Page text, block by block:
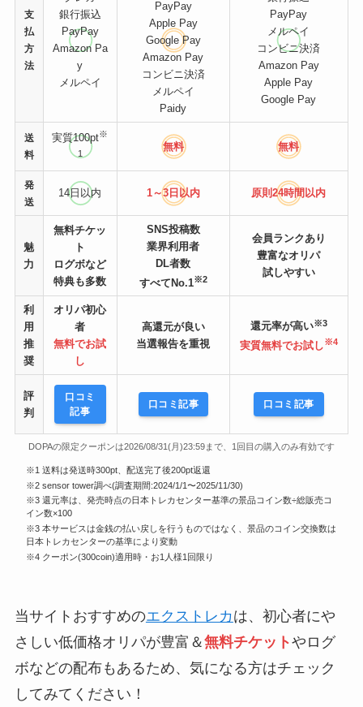
支
払
方
法
銀行振込
PayPay
Amazon Pa
y
メルペイ
PayPay
Apple Pay
Google Pay
Amazon Pay
コンビニ決済
メルペイ
Paidy
PayPay
メルペイ
コンビニ決済
Amazon Pay
Apple Pay
Google Pay
送
料
実質100pt※
1
無料 無料
発
送
14日以内 1～3日以内 原則24時間 以内
魅
力
無料チケッ
ト
ログボなど
特典も多数
SNS投稿数
業界利用者
DL者数
すべてNo.1※2
会員ランクあり
豊富なオリパ
試しやすい
利
用
推
奨
オリパ初心
者
無料でお試
し
高還元が良い
当選報告を重視
還元率が高い※3
実質無料でお試し※4
評
判
口コミ
記事
口コミ記事 口コミ記事
DOPAの限定クーポンは2026/08/31(月)23:59まで、1回目の購入のみ有効です
※1 送料は発送時300pt、配送完了後200pt返還
※2 sensor tower調べ(調査期間:2024/1/1〜2025/11/30)
※3 還元率は、発売時点の日本トレカセンター基準の景品コイン数÷総販売コ
イン数×100
※3 本サービスは金銭の払い戻しを行うものではなく、景品のコイン交換数は
日本トレカセンターの基準により変動
※4 クーポン(300coin)適用時・お1人様1回限り
当サイトおすすめのエクストレカは、初心者にや
さしい低価格オリパが豊富＆無料チケットやログ
ボなどの配布もあるため、気になる方はチェック
してみてください！